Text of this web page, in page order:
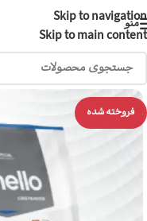
Skip to navigation
Skip to main content
منو
فروخته شده